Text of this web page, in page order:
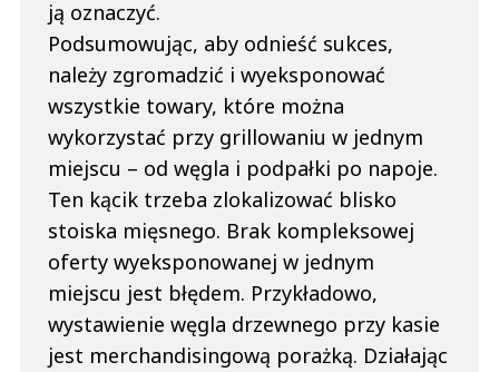
ją oznaczyć.
Podsumowując, aby odnieść sukces,
należy zgromadzić i wyeksponować
wszystkie towary, które można
wykorzystać przy grillowaniu w jednym
miejscu – od węgla i podpałki po napoje.
Ten kącik trzeba zlokalizować blisko
stoiska mięsnego. Brak kompleksowej
oferty wyeksponowanej w jednym
miejscu jest błędem. Przykładowo,
wystawienie węgla drzewnego przy kasie
jest merchandisingową porażką. Działając